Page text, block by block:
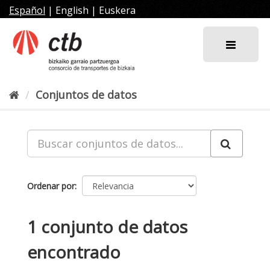
al
contenido
Español | English | Euskera
Conjuntos de datos
Ordenar por
1 conjunto de datos
encontrado